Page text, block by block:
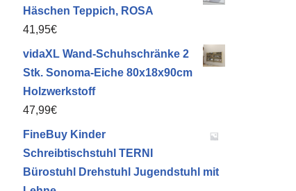
Häschen Teppich, ROSA
41,95€
vidaXL Wand-Schuhschränke 2
Stk. Sonoma-Eiche 80x18x90cm
Holzwerkstoff
47,99€
FineBuy Kinder
Schreibtischstuhl TERNI
Bürostuhl Drehstuhl Jugendstuhl mit